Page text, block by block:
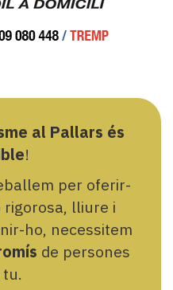
al Pallars és
!
per oferir-
lliure i
ho, necessitem
de persones